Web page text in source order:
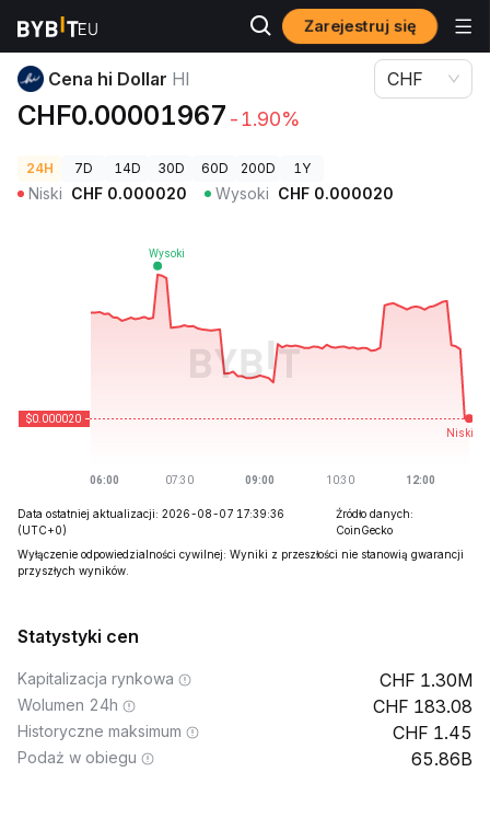
Zarejestruj się
Ceny kryptowalut
Cena hi Dollar HI
CHF0.00001967 -1.90%
CHF
24H 7D 14D 30D 60D 200D 1Y
Niski CHF 0.000020 Wysoki CHF 0.000020
Data ostatniej aktualizacji: 2026-08-07 17:39:36
(UTC+0)
Źródło danych:
CoinGecko
Wyłączenie odpowiedzialności cywilnej: Wyniki z przeszłości nie stanowią gwarancji
przyszłych wyników.
Statystyki cen
Kapitalizacja rynkowa 1.30M
Wolumen 24h 183.08
Historyczne maksimum 1.45
Podaż w obiegu 65.86B